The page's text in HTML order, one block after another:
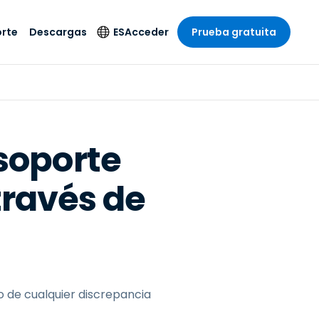
de
Detección y
respuesta de puntos
Acceso y control de
menor
sector público
menor
Descargas ES
Español
Français
Italiano
繁體中文
Acceder Prueba gratuita
de
de cualquier discrepancia